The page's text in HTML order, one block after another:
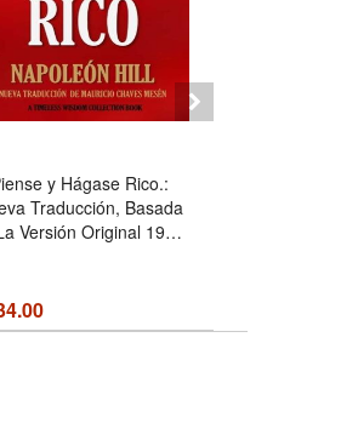
y Hágase Rico.:
Traducción, Basada
Versión Original 1937.
Edition) - Formato
Paperback